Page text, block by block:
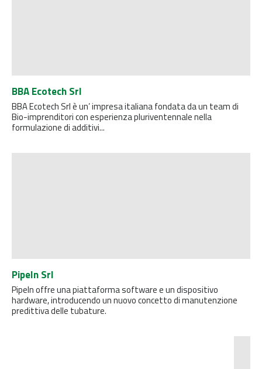
BBA Ecotech Srl
BBA Ecotech Srl è un’ impresa italiana fondata da un team di
Bio-imprenditori con esperienza pluriventennale nella
formulazione di additivi...
PipeIn Srl
PipeIn offre una piattaforma software e un dispositivo
hardware, introducendo un nuovo concetto di manutenzione
predittiva delle tubature.